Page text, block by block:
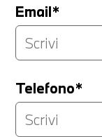
Email*
Telefono*